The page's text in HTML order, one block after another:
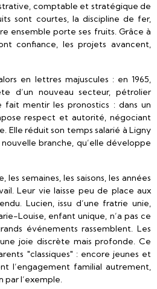
comptable et stratégique de
sont courtes, la discipline de fer,
ensemble porte ses fruits. Grâce à
confiance, les projets avancent,
en lettres majuscules : en 1965,
d’un nouveau secteur, pétrolier
mentir les pronostics : dans un
respect et autorité, négociant
Elle réduit son temps salarié à Ligny
branche, qu’elle développe
semaines, les saisons, les années
Leur vie laisse peu de place aux
Lucien, issu d’une fratrie unie,
Louise, enfant unique, n’a pas ce
événements rassemblent. Les
joie discrète mais profonde. Ce
"classiques" : encore jeunes et
l’engagement familial autrement,
par l’exemple.